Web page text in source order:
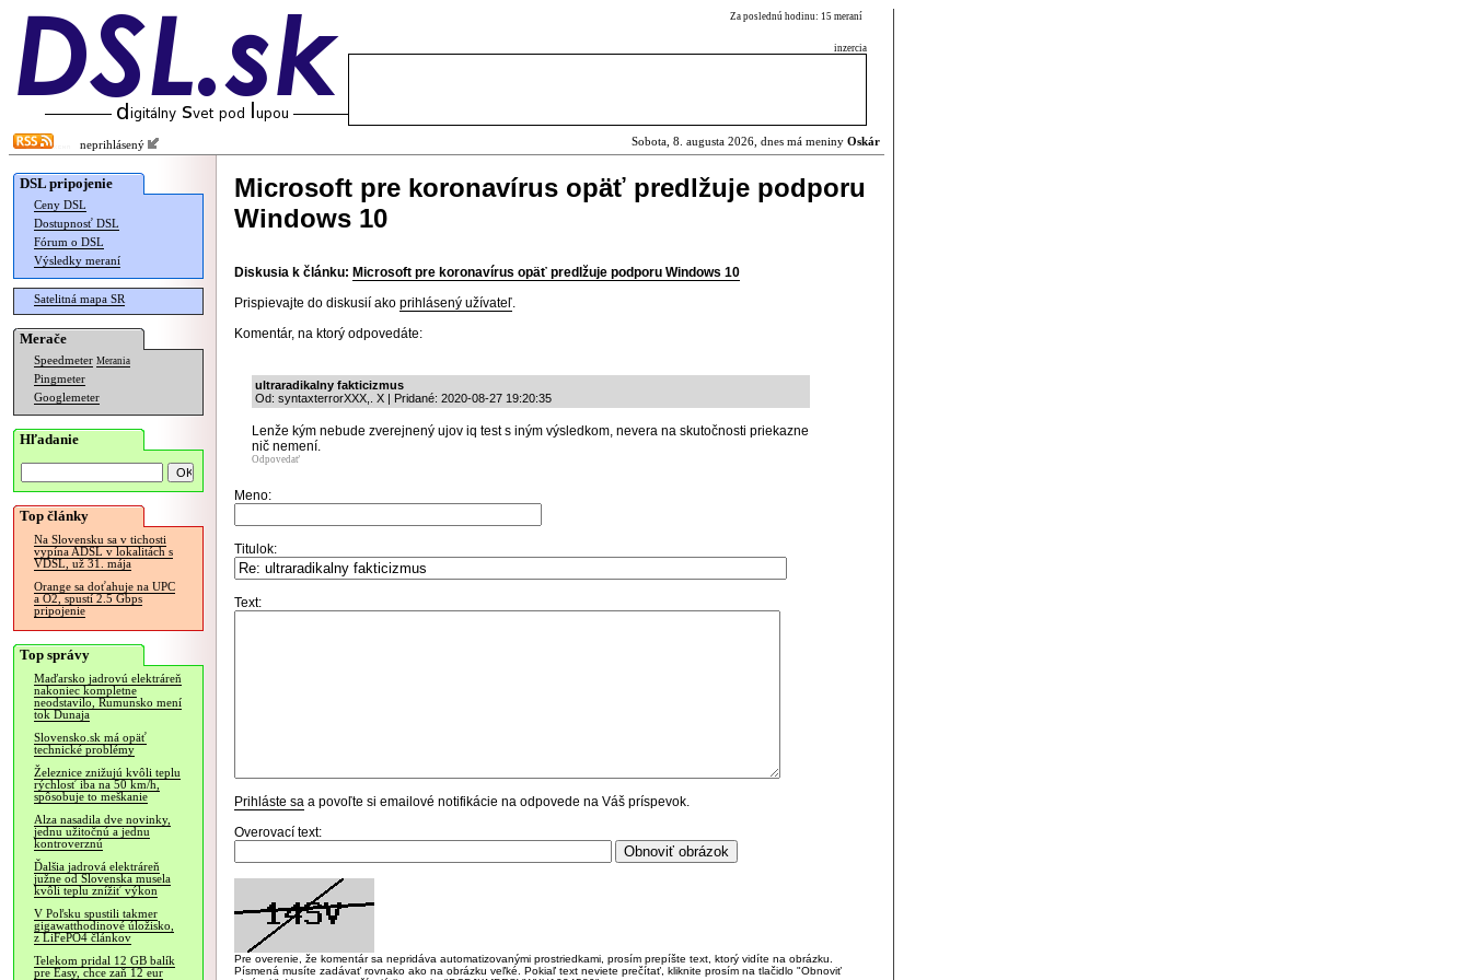
Za poslednú hodinu: 15 meraní
inzercia
neprihlásený Sobota, 8. augusta 2026, dnes má meniny Oskár
DSL pripojenie
Ceny DSL
Dostupnosť DSL
Fórum o DSL
Výsledky meraní
Satelitná mapa SR
Merače
Speedmeter Merania
Pingmeter
Googlemeter
Hľadanie
Top články
Na Slovensku sa v tichosti
vypína ADSL v lokalitách s
VDSL, už 31. mája
Orange sa doťahuje na UPC
a O2, spustí 2.5 Gbps
pripojenie
Top správy
Maďarsko jadrovú elektráreň
nakoniec kompletne
neodstavilo, Rumunsko mení
tok Dunaja
Slovensko.sk má opäť
technické problémy
Železnice znižujú kvôli teplu
rýchlosť iba na 50 km/h,
spôsobuje to meškanie
Alza nasadila dve novinky,
jednu užitočnú a jednu
kontroverznú
Ďalšia jadrová elektráreň
južne od Slovenska musela
kvôli teplu znížiť výkon
V Poľsku spustili takmer
gigawatthodinové úložisko,
z LiFePO4 článkov
Telekom pridal 12 GB balík
pre Easy, chce zaň 12 eur
Microsoft pre koronavírus opäť predlžuje podporu
Windows 10
Diskusia k článku: Microsoft pre koronavírus opäť predlžuje podporu Windows 10
Prispievajte do diskusií ako prihlásený užívateľ.
Komentár, na ktorý odpovedáte:
ultraradikalny fakticizmus
Od: syntaxterrorXXX,. X | Pridané: 2020-08-27 19:20:35
Lenže kým nebude zverejnený ujov iq test s iným výsledkom, nevera na skutočnosti priekazne
nič nemení.
Odpovedať
Meno:
Titulok:
Text:
Prihláste sa a povoľte si emailové notifikácie na odpovede na Váš príspevok.
Overovací text:
Pre overenie, že komentár sa nepridáva automatizovanými prostriedkami, prosím prepíšte text, ktorý vidíte na obrázku.
Písmená musíte zadávať rovnako ako na obrázku veľké. Pokiaľ text neviete prečítať, kliknite prosím na tlačidlo "Obnoviť